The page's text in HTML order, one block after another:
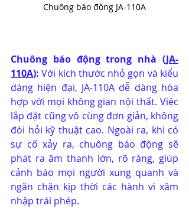
Chuông báo động JA-110A
Chuông báo động trong nhà (JA-
110A): Với kích thước nhỏ gọn và kiểu
dáng hiện đại, JA-110A dễ dàng hòa
hợp với mọi không gian nội thất. Việc
lắp đặt cũng vô cùng đơn giản, không
đòi hỏi kỹ thuật cao. Ngoài ra, khi có
sự cố xảy ra, chuông báo động sẽ
phát ra âm thanh lớn, rõ ràng, giúp
cảnh báo mọi người xung quanh và
ngăn chặn kịp thời các hành vi xâm
nhập trái phép.